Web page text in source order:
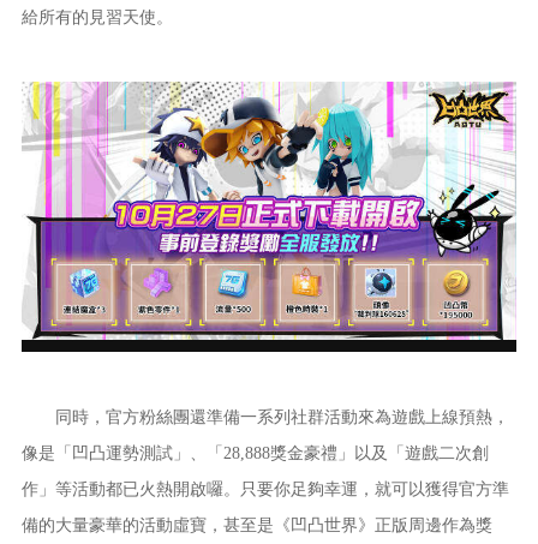
給所有的見習天使。
同時，官方粉絲團還準備一系列社群活動來為遊戲上線預熱，
像是「凹凸運勢測試」、「28,888獎金豪禮」以及「遊戲二次創
作」等活動都已火熱開啟囉。只要你足夠幸運，就可以獲得官方準
備的大量豪華的活動虛寶，甚至是《凹凸世界》正版周邊作為獎